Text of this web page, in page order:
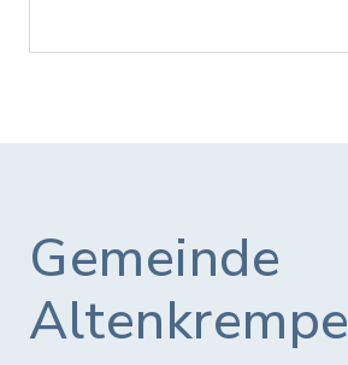
Gemeinde
Altenkrempe